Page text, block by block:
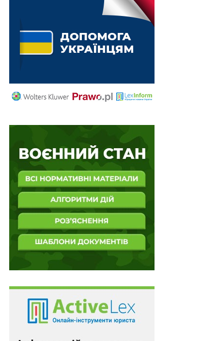
загиблих (померлих) громадян, які мають
Звернення до американського народу з нагоди
250-ї річниці незалежності США
ПОВ'ЯЗАНІ ТЕМИ: FEATURED LEX
ГРОШОВА ДОПОМОГА
НАСТУПНА
Не більше 6 місяців для перевірки митників на
НЕ ПРОПУСТІТЬ
Американсько-Український інвестиційний фонд
відбудови